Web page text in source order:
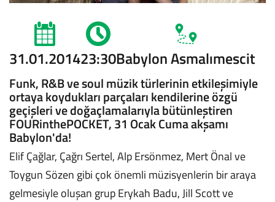
31.01.201423:30Babylon Asmalımescit
Funk, R&B ve soul müzik türlerinin etkileşimiyle
ortaya koydukları parçaları kendilerine özgü
geçişleri ve doğaçlamalarıyla bütünleştiren
FOURinthePOCKET, 31 Ocak Cuma akşamı
Babylon'da!
Elif Çağlar, Çağrı Sertel, Alp Ersönmez, Mert Önal ve
Toygun Sözen gibi çok önemli müzisyenlerin bir araya
gelmesiyle oluşan grup Erykah Badu, Jill Scott ve